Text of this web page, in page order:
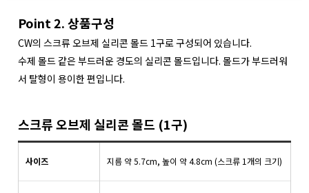
Point 2. 상품구성
CW의 스크류 오브제 실리콘 몰드 1구로 구성되어 있습니다.
수제 몰드 같은 부드러운 경도의 실리콘 몰드입니다. 몰드가 부드러워
서 탈형이 용이한 편입니다.
스크류 오브제 실리콘 몰드 (1구)
사이즈 지름 약 5.7cm, 높이 약 4.8cm (스크류 1개의 크기)